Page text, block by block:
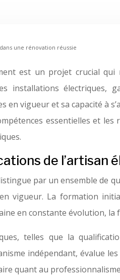
une rénovation réussie
est un projet crucial
installations électriques,
en vigueur et sa capacité à
essentielles et
de l’artisan
par un ensemble de
vigueur. La formation
en constante évolution,
telles que la
indépendant, évalue
quant au professionnalisme